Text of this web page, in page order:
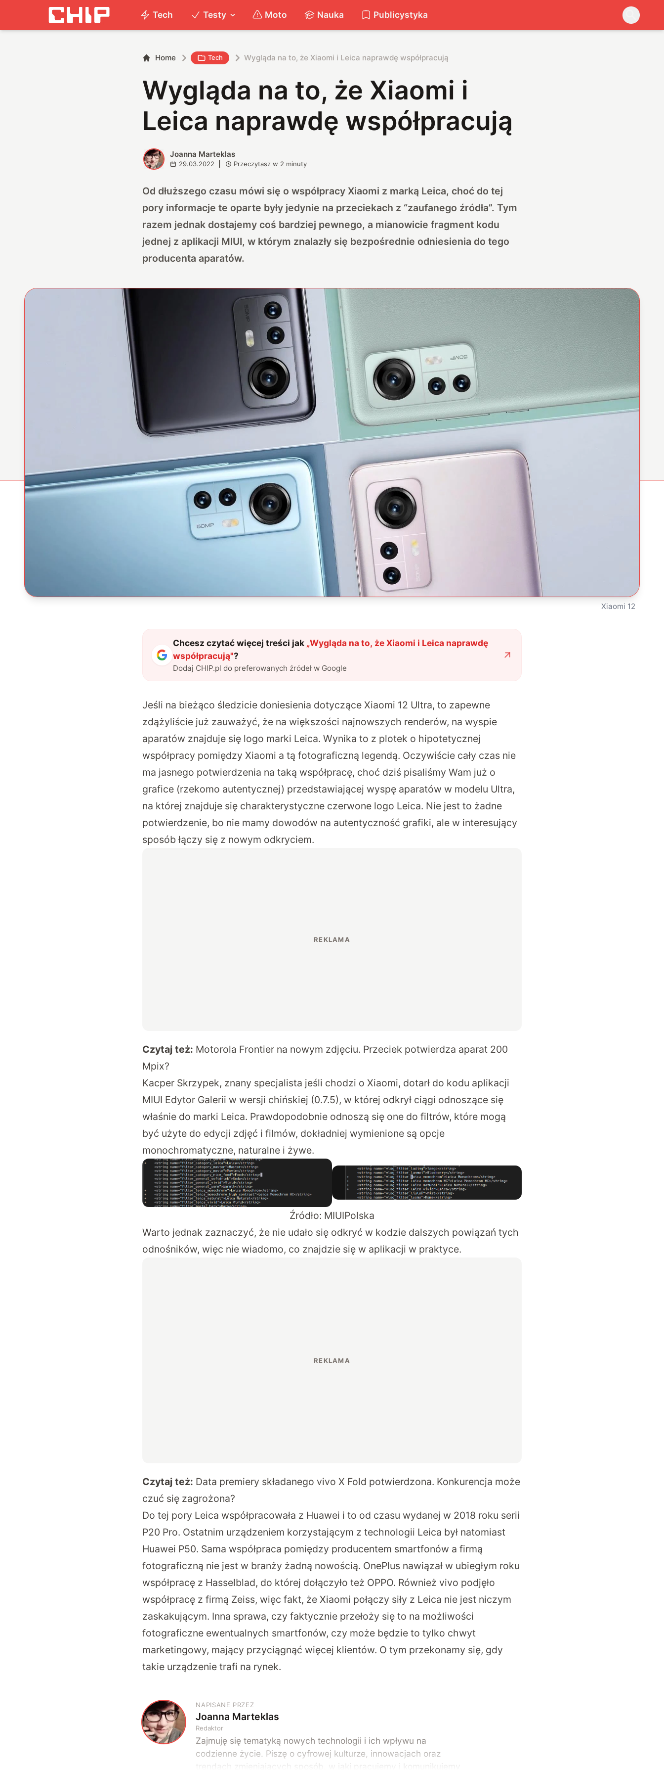
Tech Testy Moto Nauka Publicystyka
Home Tech Wygląda na to, że Xiaomi i Leica naprawdę współpracują
Wygląda na to, że Xiaomi i
Leica naprawdę współpracują
J Joanna Marteklas
29.03.2022 Przeczytasz w 2 minuty
Od dłuższego czasu mówi się o współpracy Xiaomi z marką Leica, choć do tej
pory informacje te oparte były jedynie na przeciekach z “zaufanego źródła”. Tym
razem jednak dostajemy coś bardziej pewnego, a mianowicie fragment kodu
jednej z aplikacji MIUI, w którym znalazły się bezpośrednie odniesienia do tego
producenta aparatów.
Xiaomi 12
Chcesz czytać więcej treści jak „Wygląda na to, że Xiaomi i Leica naprawdę
współpracują"?
Dodaj CHIP.pl do preferowanych źródeł w Google
Jeśli na bieżąco śledzicie doniesienia dotyczące Xiaomi 12 Ultra, to zapewne
zdążyliście już zauważyć, że na większości najnowszych renderów, na wyspie
aparatów znajduje się logo marki Leica. Wynika to z plotek o hipotetycznej
współpracy pomiędzy Xiaomi a tą fotograficzną legendą. Oczywiście cały czas nie
ma jasnego potwierdzenia na taką współpracę, choć dziś pisaliśmy Wam już o
grafice (rzekomo autentycznej) przedstawiającej wyspę aparatów w modelu Ultra,
na której znajduje się charakterystyczne czerwone logo Leica. Nie jest to żadne
potwierdzenie, bo nie mamy dowodów na autentyczność grafiki, ale w interesujący
sposób łączy się z nowym odkryciem.
Czytaj też: Motorola Frontier na nowym zdjęciu. Przeciek potwierdza aparat 200
Mpix?
Kacper Skrzypek, znany specjalista jeśli chodzi o Xiaomi, dotarł do kodu aplikacji
MIUI Edytor Galerii w wersji chińskiej (0.7.5), w której odkrył ciągi odnoszące się
właśnie do marki Leica. Prawdopodobnie odnoszą się one do filtrów, które mogą
być użyte do edycji zdjęć i filmów, dokładniej wymienione są opcje
monochromatyczne, naturalne i żywe.
Źródło: MIUIPolska
Warto jednak zaznaczyć, że nie udało się odkryć w kodzie dalszych powiązań tych
odnośników, więc nie wiadomo, co znajdzie się w aplikacji w praktyce.
Czytaj też: Data premiery składanego vivo X Fold potwierdzona. Konkurencja może
czuć się zagrożona?
Do tej pory Leica współpracowała z Huawei i to od czasu wydanej w 2018 roku serii
P20 Pro. Ostatnim urządzeniem korzystającym z technologii Leica był natomiast
Huawei P50. Sama współpraca pomiędzy producentem smartfonów a firmą
fotograficzną nie jest w branży żadną nowością. OnePlus nawiązał w ubiegłym roku
współpracę z Hasselblad, do której dołączyło też OPPO. Również vivo podjęło
współpracę z firmą Zeiss, więc fakt, że Xiaomi połączy siły z Leica nie jest niczym
zaskakującym. Inna sprawa, czy faktycznie przełoży się to na możliwości
fotograficzne ewentualnych smartfonów, czy może będzie to tylko chwyt
marketingowy, mający przyciągnąć więcej klientów. O tym przekonamy się, gdy
takie urządzenie trafi na rynek.
J
NAPISANE PRZEZ
Joanna Marteklas
Redaktor
Zajmuję się tematyką nowych technologii i ich wpływu na
codzienne życie. Piszę o cyfrowej kulturze, innowacjach oraz
trendach zmieniających sposób, w jaki pracujemy i komunikujemy